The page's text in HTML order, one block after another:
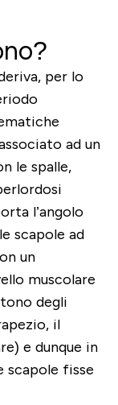
per lo
ad un
le spalle,
l’angolo
scapole ad
un
muscolare
degli
il
e dunque in
scapole fisse